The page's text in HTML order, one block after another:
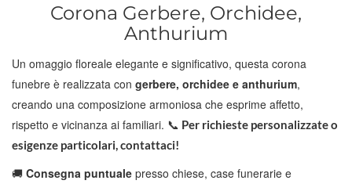
Corona Gerbere, Orchidee,
Anthurium
Un omaggio floreale elegante e significativo, questa corona
funebre è realizzata con gerbere, orchidee e anthurium,
creando una composizione armoniosa che esprime affetto,
rispetto e vicinanza ai familiari. 📞 Per richieste personalizzate o
esigenze particolari, contattaci!
🚚 Consegna puntuale presso chiese, case funerarie e